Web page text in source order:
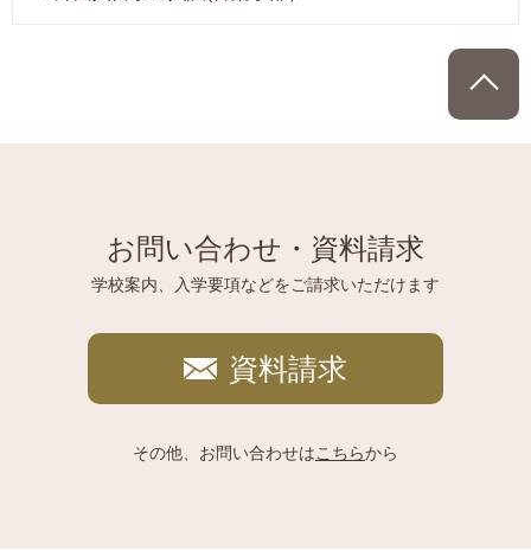
お問い合わせ・資料請求
学校案内、入学要項などをご請求いただけます
資料請求
その他、お問い合わせはこちらから